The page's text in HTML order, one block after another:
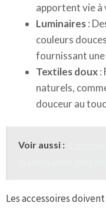
apportent vie à
Luminaires:
couleurs
fournissant
Textiles doux:
naturels,
douceur au
Voir aussi :
Les accessoires